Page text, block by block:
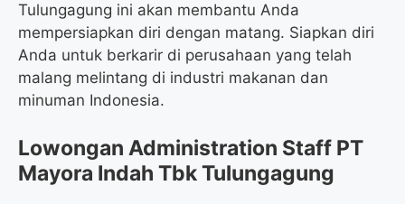
Tulungagung ini akan membantu Anda
mempersiapkan diri dengan matang. Siapkan diri
Anda untuk berkarir di perusahaan yang telah
malang melintang di industri makanan dan
minuman Indonesia.
Lowongan Administration Staff PT
Mayora Indah Tbk Tulungagung